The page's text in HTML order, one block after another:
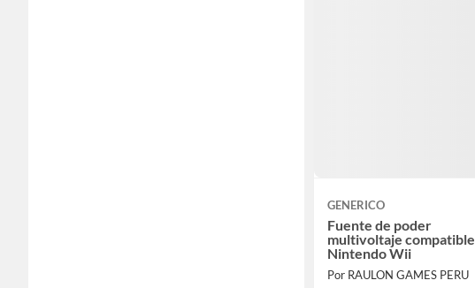
GENERICO
Fuente de poder
multivoltaje compatible
Nintendo Wii
Por RAULON GAMES PERU